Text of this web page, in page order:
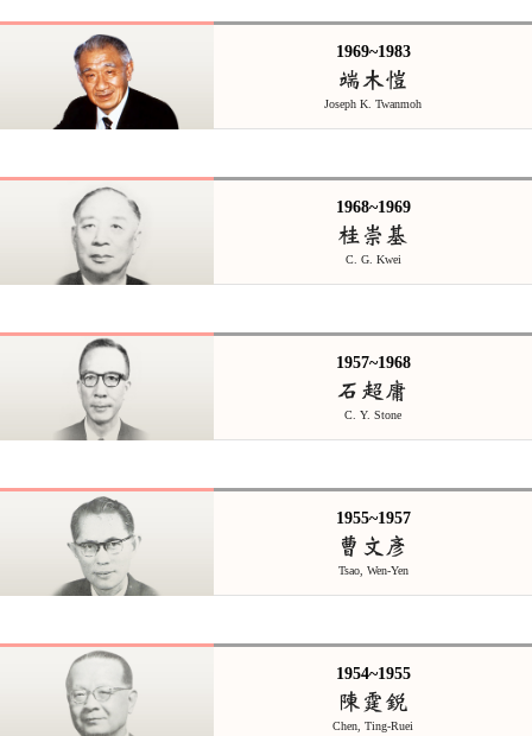
1969~1983
端木愷
Joseph K. Twanmoh
1968~1969
桂崇基
C. G. Kwei
1957~1968
石超庸
C. Y. Stone
1955~1957
曹文彥
Tsao, Wen-Yen
1954~1955
陳霆銳
Chen, Ting-Ruei